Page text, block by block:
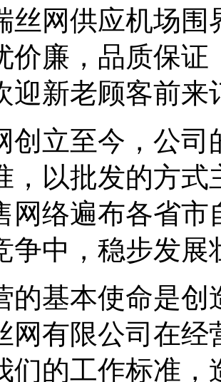
丝网供应机场
价廉，品质保
迎新老顾客前来
创立至今，公
，以批发的方
网络遍布各省
争中，稳步发
的基本使命是
网有限公司在
们的工作标准